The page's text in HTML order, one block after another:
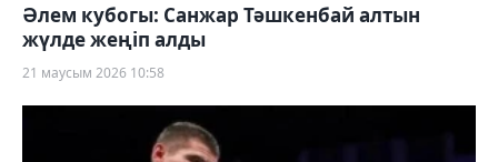
Әлем кубогы: Санжар Тәшкенбай алтын
жүлде жеңіп алды
21 маусым 2026 10:58